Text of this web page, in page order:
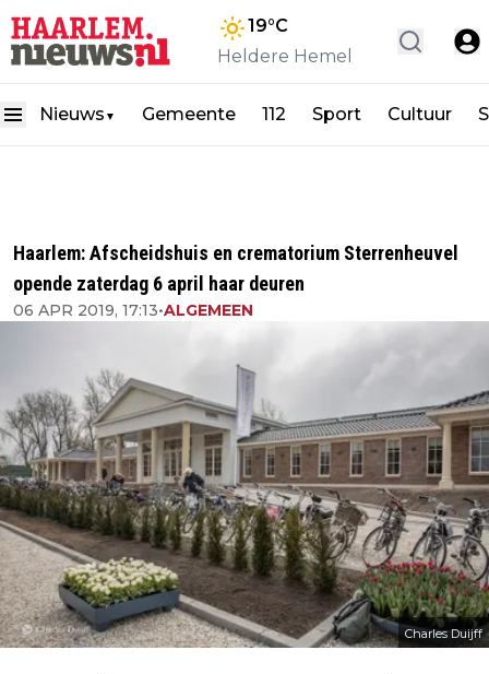
19°C
Heldere Hemel
Nieuws ▼ Gemeente 112 Sport Cultuur
Haarlem: Afscheidshuis en crematorium Sterrenheuvel
opende zaterdag 6 april haar deuren
06 APR 2019, 17:13•ALGEMEEN
Charles Duijff